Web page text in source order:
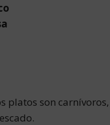
platos son